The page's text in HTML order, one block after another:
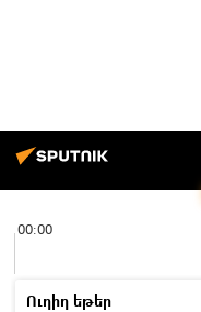
00:00
Ուղիղ եթեր